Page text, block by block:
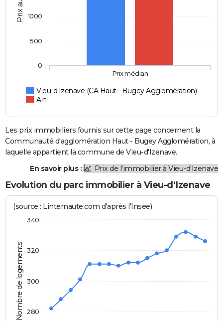
Vieu-d'Izenave (CA Haut - Bugey Agglomération)
Ain
Prix médian
0
500
1000
Les prix immobiliers fournis sur cette page concernent la
Communauté d'agglomération Haut - Bugey Agglomération, à
laquelle appartient la commune de Vieu-d'Izenave.
En savoir plus :
Prix de l'immobilier à Vieu-d'Izenave
Evolution du parc immobilier à Vieu-d'Izenave
Nombre de logements
(source : Linternaute.com d'après l'Insee)
280
300
320
340